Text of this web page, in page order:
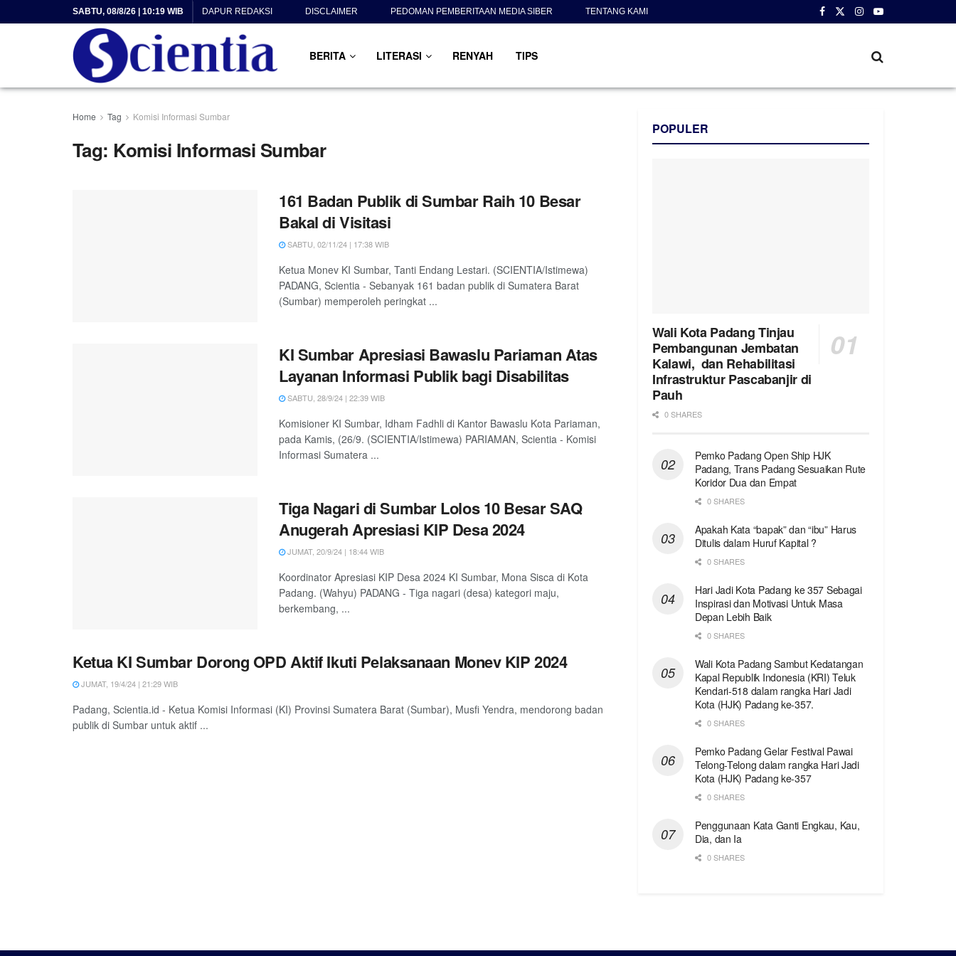
SABTU, 08/8/26 | 10:19 WIB DAPUR REDAKSI DISCLAIMER PEDOMAN PEMBERITAAN MEDIA SIBER TENTANG KAMI
BERITA LITERASI RENYAH TIPS
Home Tag Komisi Informasi Sumbar
Tag: Komisi Informasi Sumbar
161 Badan Publik di Sumbar Raih 10 Besar
Bakal di Visitasi
SABTU, 02/11/24 | 17:38 WIB
Ketua Monev KI Sumbar, Tanti Endang Lestari. (SCIENTIA/Istimewa)
PADANG, Scientia - Sebanyak 161 badan publik di Sumatera Barat
(Sumbar) memperoleh peringkat ...
KI Sumbar Apresiasi Bawaslu Pariaman Atas
Layanan Informasi Publik bagi Disabilitas
SABTU, 28/9/24 | 22:39 WIB
Komisioner KI Sumbar, Idham Fadhli di Kantor Bawaslu Kota Pariaman,
pada Kamis, (26/9. (SCIENTIA/Istimewa) PARIAMAN, Scientia - Komisi
Informasi Sumatera ...
Tiga Nagari di Sumbar Lolos 10 Besar SAQ
Anugerah Apresiasi KIP Desa 2024
JUMAT, 20/9/24 | 18:44 WIB
Koordinator Apresiasi KIP Desa 2024 KI Sumbar, Mona Sisca di Kota
Padang. (Wahyu) PADANG - Tiga nagari (desa) kategori maju,
berkembang, ...
Ketua KI Sumbar Dorong OPD Aktif Ikuti Pelaksanaan Monev KIP 2024
JUMAT, 19/4/24 | 21:29 WIB
Padang, Scientia.id - Ketua Komisi Informasi (KI) Provinsi Sumatera Barat (Sumbar), Musfi Yendra, mendorong badan
publik di Sumbar untuk aktif ...
POPULER
Wali Kota Padang Tinjau
Pembangunan Jembatan
Kalawi, dan Rehabilitasi
Infrastruktur Pascabanjir di
Pauh
0 SHARES
Pemko Padang Open Ship HJK
Padang, Trans Padang Sesuaikan Rute
Koridor Dua dan Empat
0 SHARES
Apakah Kata “bapak” dan “ibu” Harus
Ditulis dalam Huruf Kapital ?
0 SHARES
Hari Jadi Kota Padang ke 357 Sebagai
Inspirasi dan Motivasi Untuk Masa
Depan Lebih Baik
0 SHARES
Wali Kota Padang Sambut Kedatangan
Kapal Republik Indonesia (KRI) Teluk
Kendari-518 dalam rangka Hari Jadi
Kota (HJK) Padang ke-357.
0 SHARES
Pemko Padang Gelar Festival Pawai
Telong-Telong dalam rangka Hari Jadi
Kota (HJK) Padang ke-357
0 SHARES
Penggunaan Kata Ganti Engkau, Kau,
Dia, dan Ia
0 SHARES